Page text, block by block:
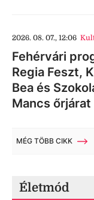
2026. 08. 07., 12:06
Fehérvári
Regia Feszt,
Bea és
Mancs
MÉG TÖBB CIKK
Életmód